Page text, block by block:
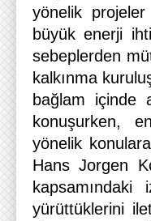
yönelik
büyük enerji
sebeplerden
kalkınma
bağlam içinde
konuşurken,
yönelik
Hans Jorgen
yürüttüklerini